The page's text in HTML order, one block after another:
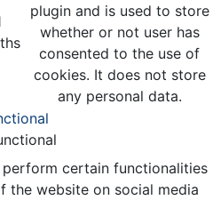
plugin and is used to store
whether or not user has
consented to the use of
cookies. It does not store
any personal data.
certain functionalities
the website on social media